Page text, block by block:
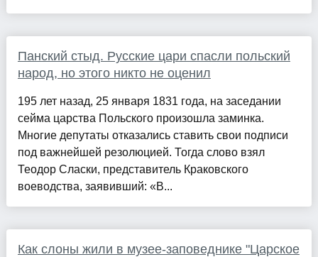
Панский стыд. Русские цари спасли польский
народ, но этого никто не оценил
195 лет назад, 25 января 1831 года, на заседании
сейма царства Польского произошла заминка.
Многие депутаты отказались ставить свои подписи
под важнейшей резолюцией. Тогда слово взял
Теодор Сласки, представитель Краковского
воеводства, заявивший: «В...
Как слоны жили в музее-заповеднике "Царское